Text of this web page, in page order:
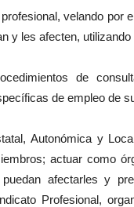
velando por
y les afecten,
de
de empleo de
Autonómica y
actuar como
afectarles y
Profesional,